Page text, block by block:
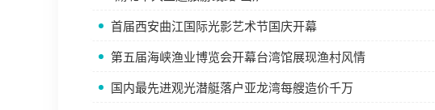
首届西安曲江国际光影艺术节国庆开幕
第五届海峡渔业博览会开幕台湾馆展现渔村风情
国内最先进观光潜艇落户亚龙湾每艘造价千万